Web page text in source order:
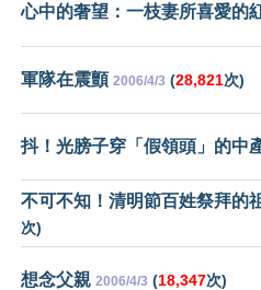
心中的奢望：一枝妻所喜愛的
軍隊在震顫 2006/4/3 (28,821次)
抖！光膀子穿「假領頭」的中
不可不知！清明節百姓祭拜的
次)
想念父親 2006/4/3 (18,347次)